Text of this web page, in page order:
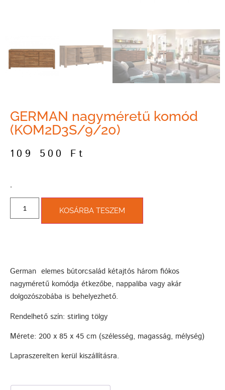
GERMAN nagyméretű komód
(KOM2D3S/9/20)
109 500 Ft
­.
KOSÁRBA TESZEM
German elemes bútorcsalád kétajtós három fiókos
nagyméretű komódja étkezőbe, nappaliba vagy akár
dolgozószobába is behelyezhető.
Rendelhető szín: stirling tölgy
Mérete: 200 x 85 x 45 cm (szélesség, magasság, mélység)
Lapraszerelten kerül kiszállításra.